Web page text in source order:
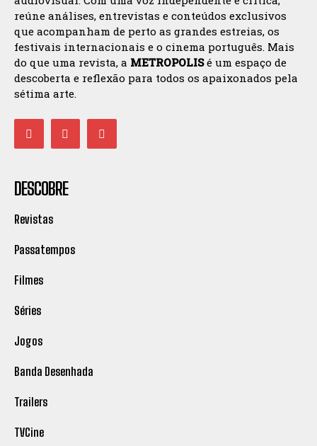
reúne análises, entrevistas e conteúdos exclusivos
que acompanham de perto as grandes estreias, os
festivais internacionais e o cinema português. Mais
do que uma revista, a METROPOLISé um espaço de
descoberta e reflexão para todos os apaixonados pela
sétima arte.
DESCOBRE
Revistas
Passatempos
Filmes
Séries
Jogos
Banda Desenhada
Trailers
TVCine